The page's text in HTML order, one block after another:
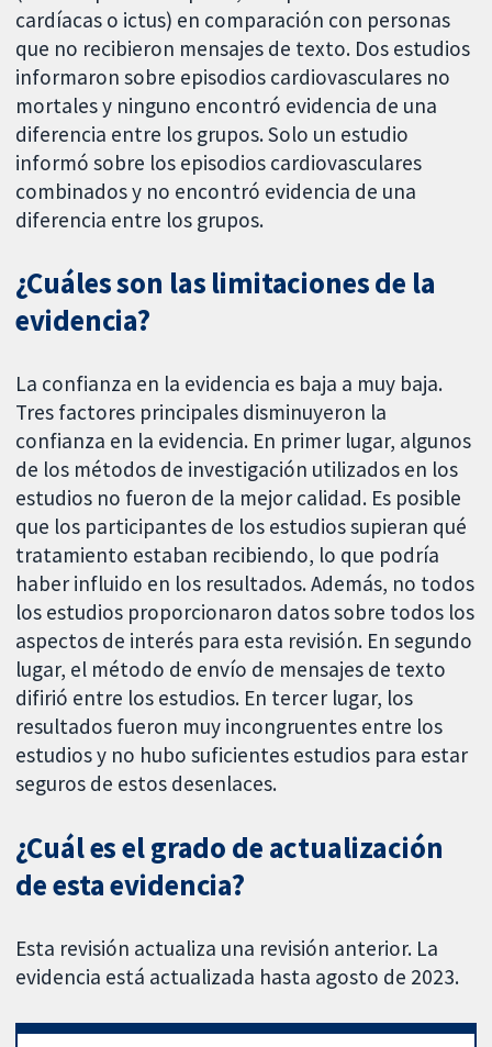
cardíacas o ictus) en comparación con personas
que no recibieron mensajes de texto. Dos estudios
informaron sobre episodios cardiovasculares no
mortales y ninguno encontró evidencia de una
diferencia entre los grupos. Solo un estudio
informó sobre los episodios cardiovasculares
combinados y no encontró evidencia de una
diferencia entre los grupos.
¿Cuáles son las limitaciones de la
evidencia?
La confianza en la evidencia es baja a muy baja.
Tres factores principales disminuyeron la
confianza en la evidencia. En primer lugar, algunos
de los métodos de investigación utilizados en los
estudios no fueron de la mejor calidad. Es posible
que los participantes de los estudios supieran qué
tratamiento estaban recibiendo, lo que podría
haber influido en los resultados. Además, no todos
los estudios proporcionaron datos sobre todos los
aspectos de interés para esta revisión. En segundo
lugar, el método de envío de mensajes de texto
difirió entre los estudios. En tercer lugar, los
resultados fueron muy incongruentes entre los
estudios y no hubo suficientes estudios para estar
seguros de estos desenlaces.
¿Cuál es el grado de actualización
de esta evidencia?
Esta revisión actualiza una revisión anterior. La
evidencia está actualizada hasta agosto de 2023.